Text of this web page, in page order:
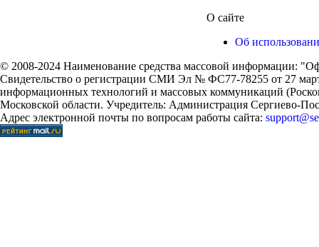
О сайте
Об
© 2008-2024 Наименование средства массовой информации:
Свидетельство о регистрации СМИ Эл № ФС77-78255 от 27
информационных технологий и массовых коммуникаций
Московской области. Учредитель: Администрация Сергиево-
Адрес электронной почты по вопросам работы сайта: